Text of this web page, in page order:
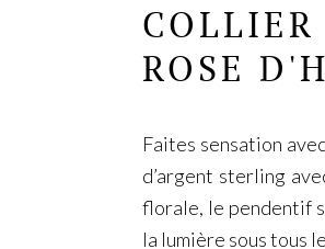
ROSE
Faites sensation
d’argent sterling
florale, le pendentif
la lumière sous tous